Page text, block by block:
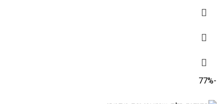
-77%